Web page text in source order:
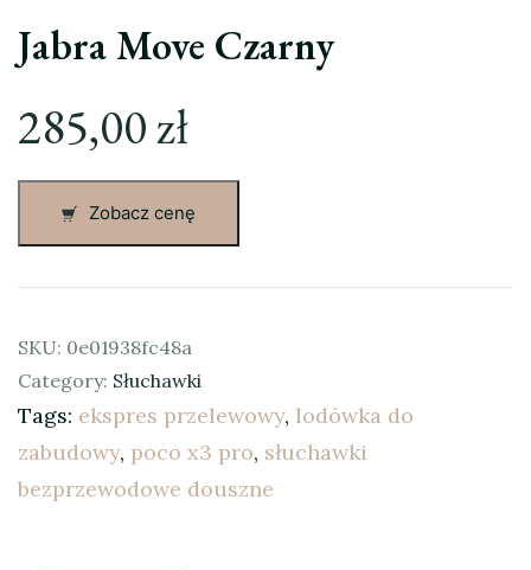
Jabra Move Czarny
285,00zł
Zobacz cenę
SKU: 0e01938fc48a
Category: Słuchawki
Tags: ekspres przelewowy, lodówka do
zabudowy, poco x3 pro, słuchawki
bezprzewodowe douszne